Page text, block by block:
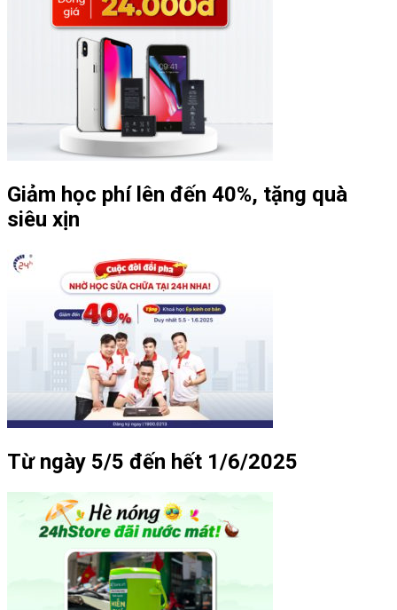
Giảm học phí lên đến 40%, tặng quà
siêu xịn
Từ ngày 5/5 đến hết 1/6/2025